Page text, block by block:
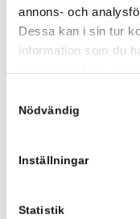
annons- och
Dessa kan i sin tur
information som du
Nödvändig
Inställningar
Statistik
Övrigt
3.000 kvm av